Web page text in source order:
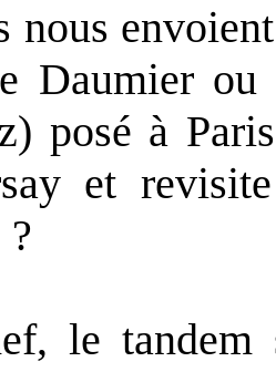
Daumier
posé à
et
le tandem